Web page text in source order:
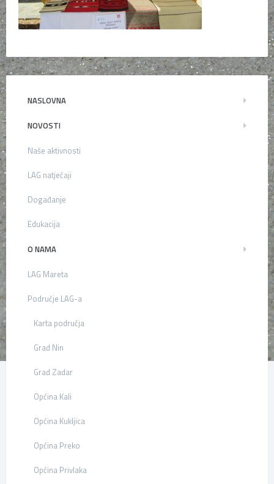
NASLOVNA
NOVOSTI
Naše aktivnosti
LAG natječaji
Događanje
Edukacija
O NAMA
LAG Mareta
Područje LAG-a
Karta područja
Grad Nin
Grad Zadar
Općina Kali
Općina Kukljica
Općina Preko
Općina Privlaka